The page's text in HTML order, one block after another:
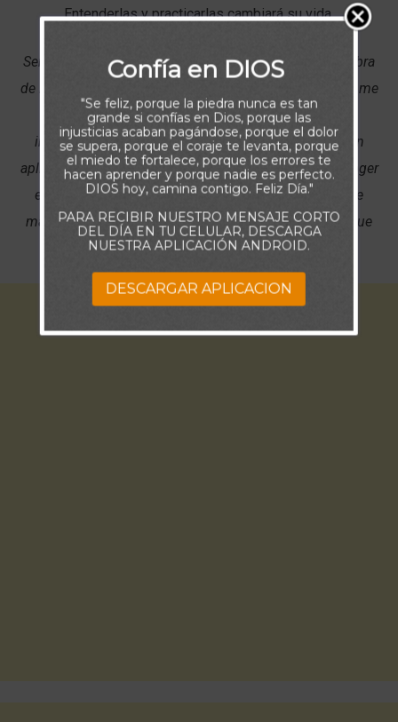
Entenderlas y practicarlas cambiará su vida.
Señor, que la sabiduría que descubro en Tu Santa Palabra
de Dios me ilumine el entendimiento, el razonamiento, me
agudice los sentidos de manera que pueda no sólo
internalizarla en mi corazón y mi mente, sino también
aplicarla en mi vida diaria de forma que aprenda a escoger
el camino correcto y a tomar las decisiones sabias de
manera que tu nombre sea glorificado en cada paso que
emprenda.
Confía en DIOS
"Se feliz, porque la piedra nunca es tan
grande si confías en Dios, porque las
injusticias acaban pagándose, porque el dolor
se supera, porque el coraje te levanta, porque
el miedo te fortalece, porque los errores te
hacen aprender y porque nadie es perfecto.
DIOS hoy, camina contigo. Feliz Día."
PARA RECIBIR NUESTRO MENSAJE CORTO
DEL DÍA EN TU CELULAR, DESCARGA
NUESTRA APLICACIÓN ANDROID.
DESCARGAR APLICACION